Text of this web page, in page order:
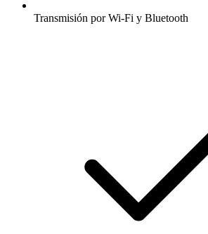
Transmisión por Wi-Fi y Bluetooth